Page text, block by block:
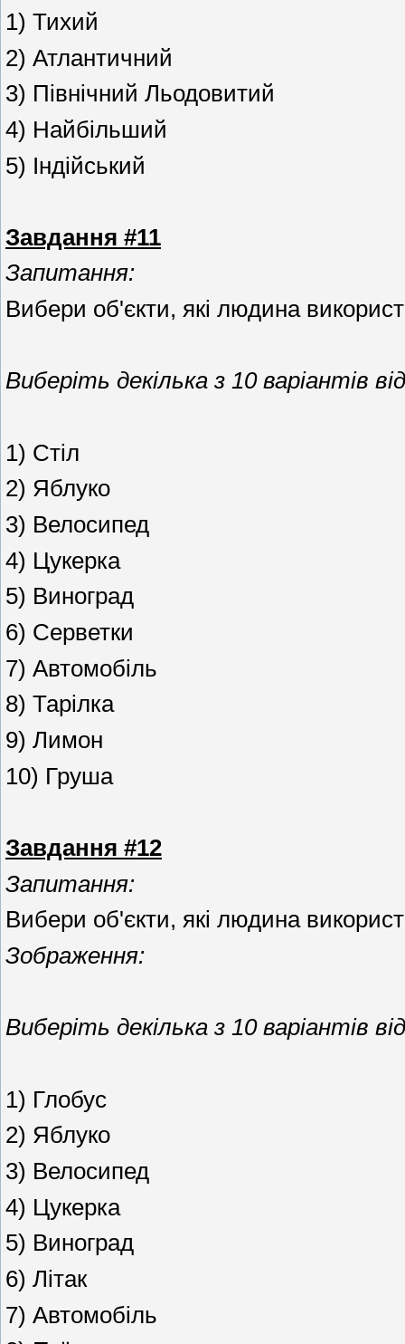
1) Тихий
2) Атлантичний
3) Північний Льодовитий
4) Найбільший
5) Індійський
Завдання #11
Запитання:
Вибери об'єкти, які людина
Виберіть декілька з 10 варіантів
1) Стіл
2) Яблуко
3) Велосипед
4) Цукерка
5) Виноград
6) Серветки
7) Автомобіль
8) Тарілка
9) Лимон
10) Груша
Завдання #12
Запитання:
Вибери об'єкти, які людина
Зображення:
Виберіть декілька з 10 варіантів
1) Глобус
2) Яблуко
3) Велосипед
4) Цукерка
5) Виноград
6) Літак
7) Автомобіль